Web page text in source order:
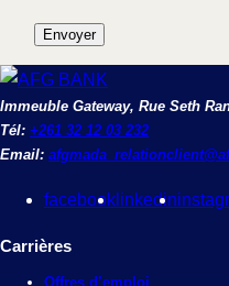
Immeuble Gateway, Rue Seth
Tél: +261 32 12 03 232
Email:
facebook linkedin
Carrières
Offres d’emploi